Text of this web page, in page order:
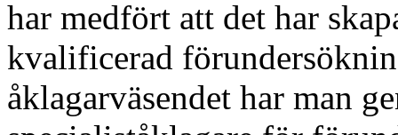
har medfört att det har
kvalificerad
åklagarväsendet har man